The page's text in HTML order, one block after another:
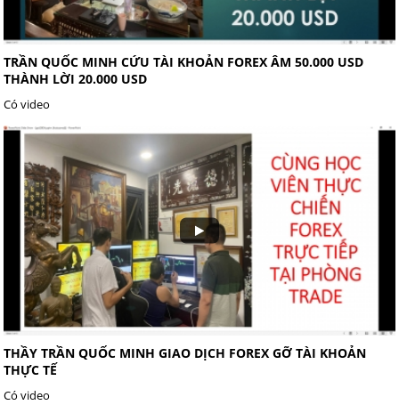
TRẦN QUỐC MINH CỨU TÀI KHOẢN FOREX ÂM 50.000 USD
THÀNH LỜI 20.000 USD
Có video
THẦY TRẦN QUỐC MINH GIAO DỊCH FOREX GỠ TÀI KHOẢN
THỰC TẾ
Có video